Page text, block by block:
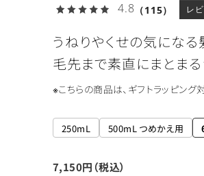
4.8 （115） レ
うねりやくせの気になる
毛先まで素直にまとまる
※こちらの商品は、ギフトラッピング
250mL 500mL つめかえ用
7,150円（税込）